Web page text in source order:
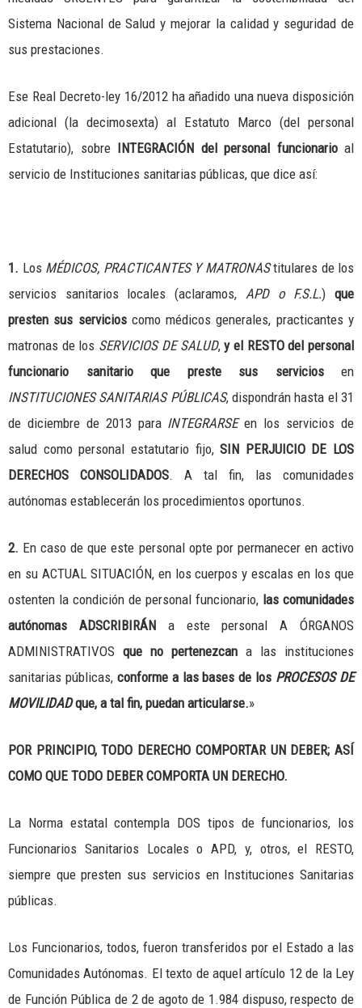
Sistema Nacional de Salud y mejorar la calidad y seguridad de
sus prestaciones.
Ese Real Decreto-ley 16/2012 ha añadido una nueva disposición
adicional (la decimosexta) al Estatuto Marco (del personal
Estatutario), sobre INTEGRACIÓN del personal funcionarioal
servicio de Instituciones sanitarias públicas, que dice así:
1. Los MÉDICOS, PRACTICANTES Y MATRONAStitulares de los
servicios sanitarios locales (aclaramos, APD o F.S.L.)que
presten sus servicioscomo médicos generales, practicantes y
matronas de los SERVICIOS DE SALUD,y el RESTO del personal
funcionario sanitario
que preste sus serviciosen
INSTITUCIONES SANITARIAS PÚBLICAS, dispondrán hasta el 31
de diciembre de 2013 para INTEGRARSEen los servicios de
salud como personal estatutario fijo,SIN PERJUICIO DE LOS
DERECHOS CONSOLIDADOS. A tal fin, las comunidades
autónomas establecerán los procedimientos oportunos.
2. En caso de que este personal opte por permanecer en activo
en su ACTUAL SITUACIÓN, en los cuerpos y escalas en los que
ostenten la condición de personal funcionario, las comunidades
autónomas ADSCRIBIRÁNa este personal A ÓRGANOS
ADMINISTRATIVOS que no pertenezcan a las instituciones
sanitarias públicas, conforme a las bases de los PROCESOS DE
MOVILIDADque, a tal fin, puedan articularse.»
POR PRINCIPIO, TODO DERECHO COMPORTAR UN DEBER; ASÍ
COMO QUE TODO DEBER COMPORTA UN DERECHO.
La Norma estatal contempla DOS tipos de funcionarios, los
Funcionarios Sanitarios Locales o APD, y, otros, el RESTO,
siempre que presten sus servicios en Instituciones Sanitarias
públicas.
Los Funcionarios, todos, fueron transferidos por el Estado a las
Comunidades Autónomas. El texto de aquel artículo 12 de la Ley
de Función Pública de 2 de agoto de 1.984 dispuso, respecto de